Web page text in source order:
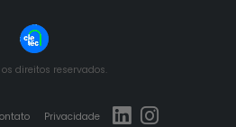
direitos reservados.
Privacidade